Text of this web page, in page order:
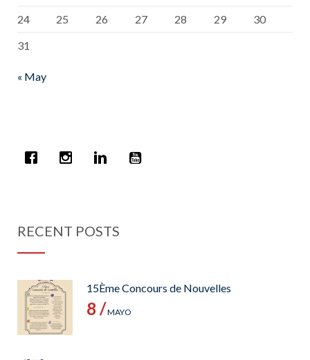
24
25 26 27 28 29
30
31
« May
RECENT POSTS
15Ème Concours de Nouvelles
8 /MAYO